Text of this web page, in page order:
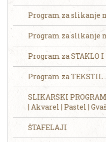
Program za slikanje
Program za slikanje
Program za STAKLO I
Program za TEKSTIL
SLIKARSKI
| Akvarel | Pastel |
ŠTAFELAJI